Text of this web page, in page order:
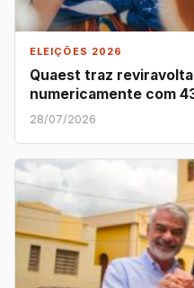
ELEIÇÕES 2026
Quaest traz
numericamente com
28/07/2026